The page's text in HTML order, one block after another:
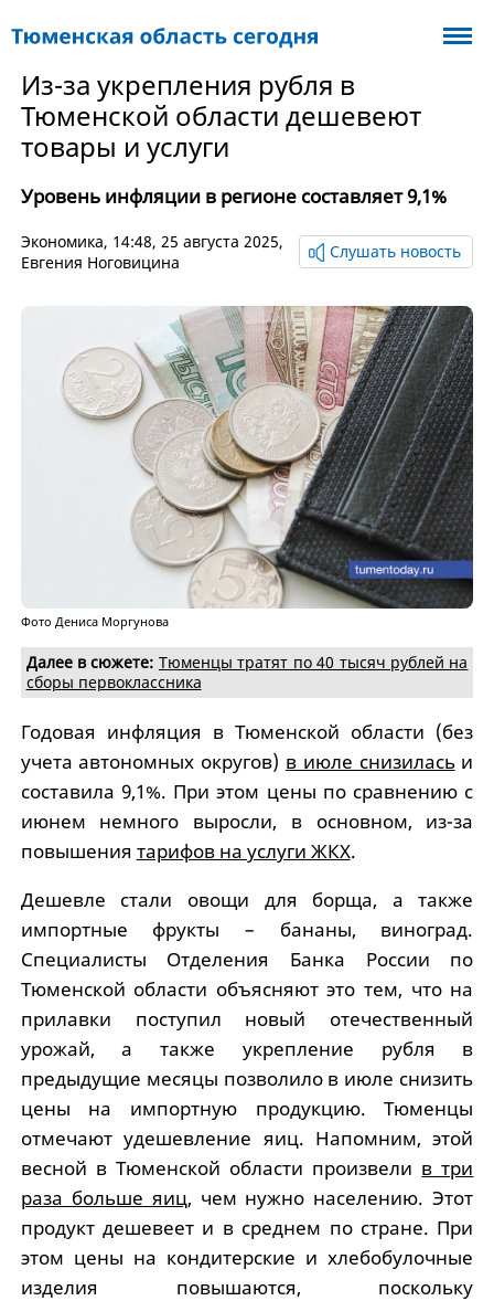
Из-за укрепления рубля в
Тюменской области дешевеют
товары и услуги
Уровень инфляции в регионе составляет 9,1%
Экономика, 14:48, 25 августа 2025,
Евгения Ноговицина
Слушать новость
Фото Дениса Моргунова
Далее в сюжете: Тюменцы тратят по 40 тысяч рублей на
сборы первоклассника
Годовая инфляция в Тюменской области (без
учета автономных округов) в июле снизиласьи
составила 9,1%. При этом цены по сравнению с
июнем немного выросли, в основном, из-за
повышения тарифов на услуги ЖКХ.
Дешевле стали овощи для борща, а также
импортные фрукты – бананы, виноград.
Специалисты Отделения Банка России по
Тюменской области объясняют это тем, что на
прилавки поступил новый отечественный
урожай, а также укрепление рубля в
предыдущие месяцы позволило в июле снизить
цены на импортную продукцию. Тюменцы
отмечают удешевление яиц. Напомним, этой
весной в Тюменской области произвели в три
раза больше яиц, чем нужно населению. Этот
продукт дешевеет и в среднем по стране. При
этом цены на кондитерские и хлебобулочные
изделия повышаются, поскольку